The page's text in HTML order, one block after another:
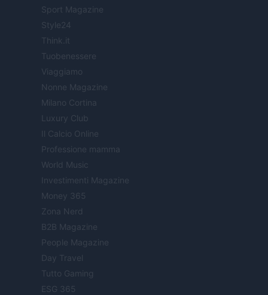
Sport Magazine
Style24
Think.it
Tuobenessere
Viaggiamo
Nonne Magazine
Milano Cortina
Luxury Club
Il Calcio Online
Professione mamma
World Music
Investimenti Magazine
Money 365
Zona Nerd
B2B Magazine
People Magazine
Day Travel
Tutto Gaming
ESG 365